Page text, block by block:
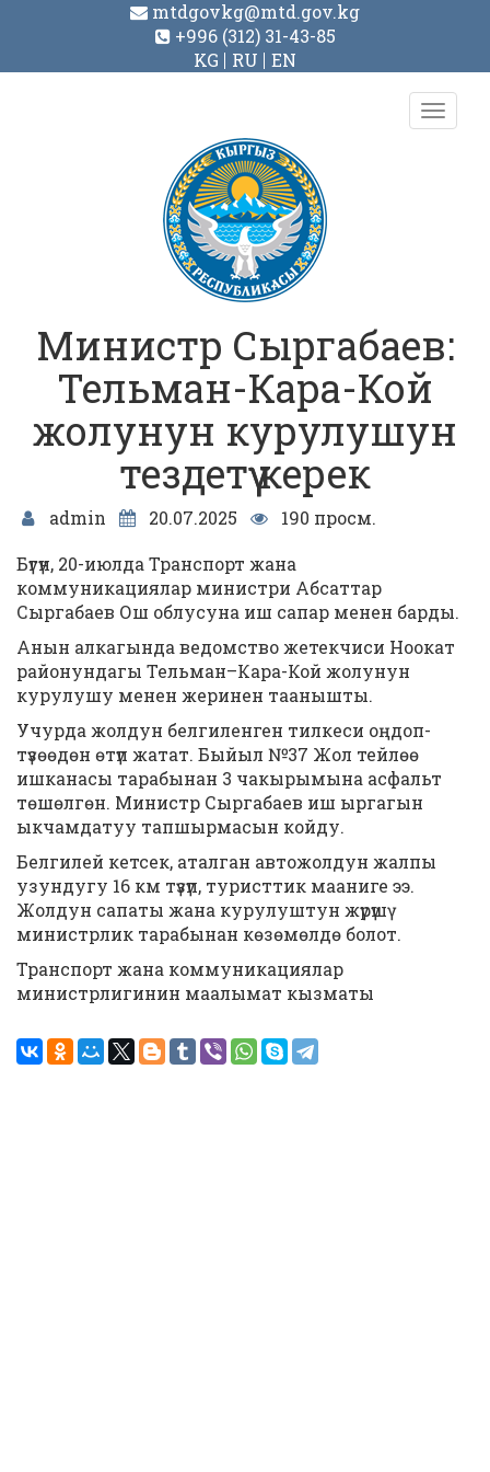
mtdgovkg@mtd.gov.kg
+996 (312) 31-43-85
KG
RU EN
Toggle
Министр Сыргабаев:
Тельман-Кара-Кой
жолунун курулушун
тездетүү керек
admin 20.07.2025
190 просм.
Бүгүн, 20-июлда Транспорт жана
коммуникациялар министри Абсаттар
Сыргабаев Ош облусуна иш сапар менен барды.
Анын алкагында ведомство жетекчиси Ноокат
районундагы Тельман–Кара-Кой жолунун
курулушу менен жеринен таанышты.
Учурда жолдун белгиленген тилкеси оңдоп-
түзөөдөн өтүп жатат. Быйыл №37 Жол тейлөө
ишканасы тарабынан 3 чакырымына асфальт
төшөлгөн. Министр Сыргабаев иш ыргагын
ыкчамдатуу тапшырмасын койду.
Белгилей кетсек, аталган автожолдун жалпы
узундугу 16 км түзүп, туристтик мааниге ээ.
Жолдун сапаты жана курулуштун жүрүшү
министрлик тарабынан көзөмөлдө болот.
Транспорт жана коммуникациялар
министрлигинин маалымат кызматы